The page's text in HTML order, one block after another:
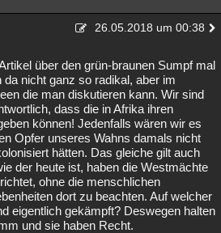
26.05.2018 um 00:38
über den grün-braunen Sumpf mal
nicht ganz so radikal, aber im
die man diskutieren kann. Wir sind
dass die in Afrika ihren
können! Jedenfalls wären wir es
Opfer unseres Wahns damals nicht
hätten. Das gleiche gilt auch
der heute ist, haben die Westmächte
ohne die menschlichen
dort zu beachten. Auf welcher
eigentlich gekämpft? Deswegen halten
und sie haben Recht.